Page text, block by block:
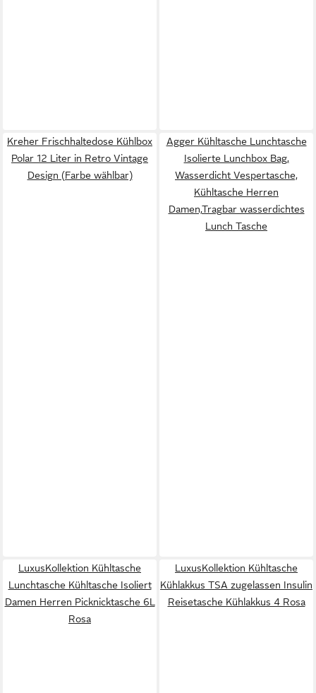
Kreher Frischhaltedose Kühlbox
Polar 12 Liter in Retro Vintage
Design (Farbe wählbar)
Agger Kühltasche Lunchtasche
Isolierte Lunchbox Bag,
Wasserdicht Vespertasche,
Kühltasche Herren
Damen,Tragbar wasserdichtes
Lunch Tasche
LuxusKollektion Kühltasche
Lunchtasche Kühltasche Isoliert
Damen Herren Picknicktasche 6L
Rosa
LuxusKollektion Kühltasche
Kühlakkus TSA zugelassen Insulin
Reisetasche Kühlakkus 4 Rosa